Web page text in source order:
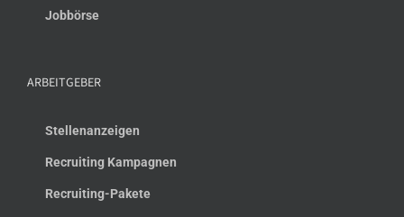
Jobbörse
ARBEITGEBER
Stellenanzeigen
Recruiting Kampagnen
Recruiting-Pakete